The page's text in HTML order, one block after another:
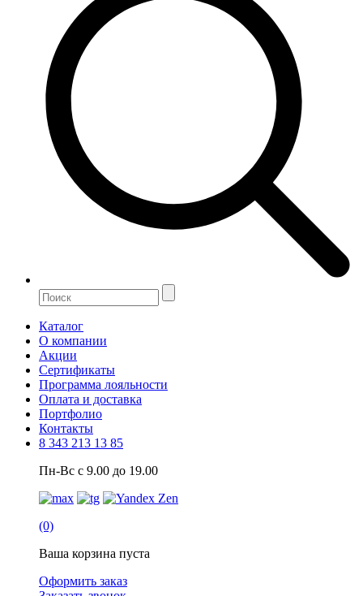
Каталог
О компании
Акции
Сертификаты
Программа лояльности
Оплата и доставка
Портфолио
Контакты
8 343 213 13 85
Пн-Вс с 9.00 до 19.00
(0)
Ваша корзина пуста
Оформить заказ